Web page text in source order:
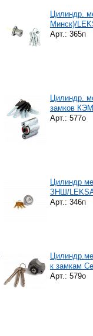
Цилиндр.
Минск)/
Арт.: 365п
Цилиндр.
замков
Арт.: 577о
Цилиндр
ЗНШ/
Арт.: 346п
к замкам
Арт.: 579о